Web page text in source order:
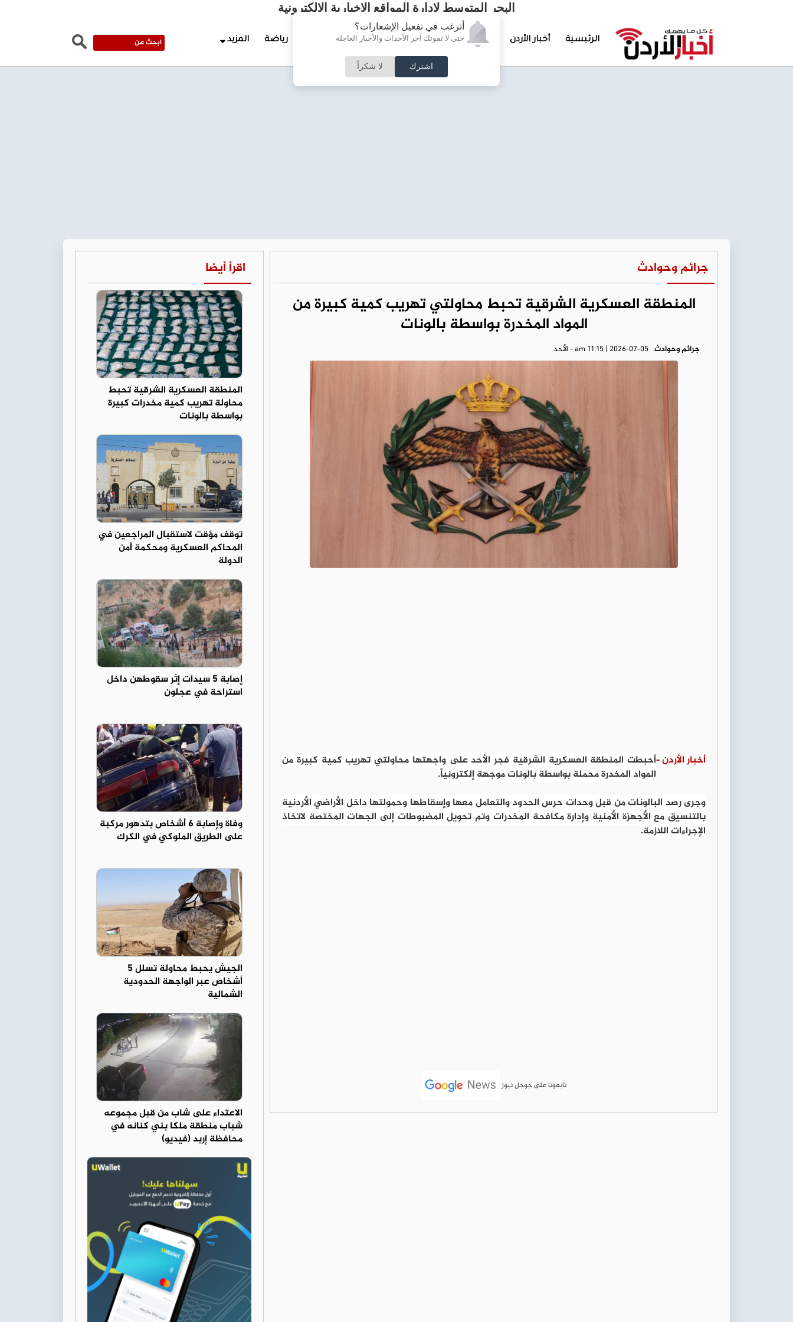
أترغب في تفعيل الإشعارات؟
حتى لا تفوتك آخر الأحداث والأخبار العاجلة
اشترك لا شكراً
البحر المتوسط لإدارة المواقع الإخبارية الالكترونية
الرئيسية أخبار الأردن تغطيات خاصة لقاء الأسبوع جرائم وحوادث رياضة المزيد
جرائم وحوادث
المنطقة العسكرية الشرقية تحبط محاولتي تهريب كمية كبيرة من
المواد المخدرة بواسطة بالونات
جرائم وحوادث am 11:15 | 2026-07-05 - الأحد
أخبار الأردن -أحبطت المنطقة العسكرية الشرقية فجر الأحد على واجهتها محاولتي تهريب كمية كبيرة من
المواد المخدرة محملة بواسطة بالونات موجهة إلكترونياً.
وجرى رصد البالونات من قبل وحدات حرس الحدود والتعامل معها وإسقاطها وحمولتها داخل الأراضي الأردنية
بالتنسيق مع الأجهزة الأمنية وإدارة مكافحة المخدرات وتم تحويل المضبوطات إلى الجهات المختصة لاتخاذ
الإجراءات اللازمة.
تابعونا على جوجل نيوز
اقرأ أيضا
المنطقة العسكرية الشرقية تحبط
محاولة تهريب كمية مخدرات كبيرة
بواسطة بالونات
توقف مؤقت لاستقبال المراجعين في
المحاكم العسكرية ومحكمة أمن
الدولة
إصابة 5 سيدات إثر سقوطهن داخل
استراحة في عجلون
وفاة وإصابة 6 أشخاص بتدهور مركبة
على الطريق الملوكي في الكرك
الجيش يحبط محاولة تسلل 5
أشخاص عبر الواجهة الحدودية
الشمالية
الاعتداء على شاب من قبل مجموعه
شباب منطقة ملكا بني كنانه في
محافظة إربد (فيديو)